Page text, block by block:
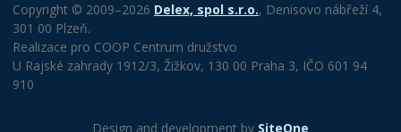
Copyright © 2009–2026 Delex, spol s.r.o., Denisovo nábřeží 4,
301 00 Plzeň.
Realizace pro COOP Centrum družstvo
U Rajské zahrady 1912/3, Žižkov, 130 00 Praha 3, IČO 601 94
910
Design and development by SiteOne